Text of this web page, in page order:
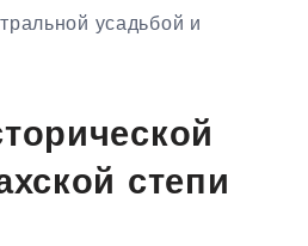
усадьбой и
степи